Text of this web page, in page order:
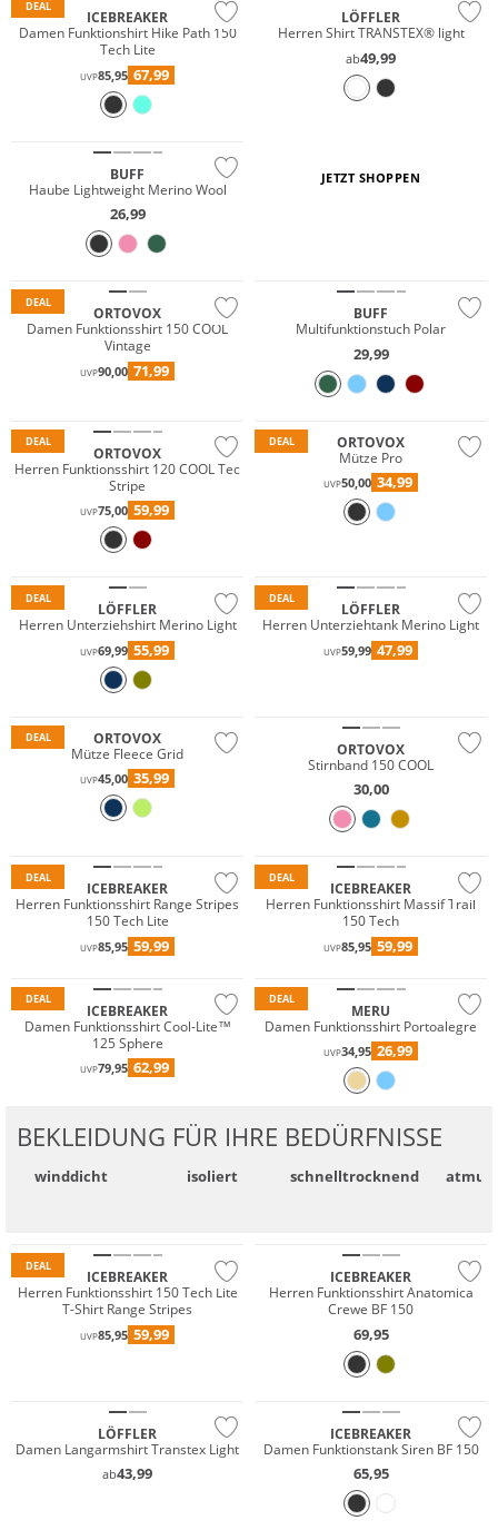
DEAL
ICEBREAKER
Damen Funktionshirt Hike Path 150
Tech Lite
UVP85,95 67,99
LÖFFLER
Herren Shirt TRANSTEX® light
ab49,99
BUFF
Haube Lightweight Merino Wool
26,99
JETZT SHOPPEN
DEAL
ORTOVOX
Damen Funktionsshirt 150 COOL
Vintage
UVP90,00 71,99
BUFF
Multifunktionstuch Polar
29,99
DEAL
ORTOVOX
Herren Funktionsshirt 120 COOL Tec
Stripe
UVP75,00 59,99
DEAL
ORTOVOX
Mütze Pro
UVP50,00 34,99
DEAL
LÖFFLER
Herren Unterziehshirt Merino Light
UVP69,99 55,99
DEAL
LÖFFLER
Herren Unterziehtank Merino Light
UVP59,99 47,99
DEAL
ORTOVOX
Mütze Fleece Grid
UVP45,00 35,99
ORTOVOX
Stirnband 150 COOL
30,00
DEAL
ICEBREAKER
Herren Funktionsshirt Range Stripes
150 Tech Lite
UVP85,95 59,99
DEAL
ICEBREAKER
Herren Funktionsshirt Massif Trail
150 Tech
UVP85,95 59,99
DEAL
ICEBREAKER
Damen Funktionsshirt Cool-Lite™
125 Sphere
UVP79,95 62,99
DEAL
MERU
Damen Funktionsshirt Portoalegre
UVP34,95 26,99
BEKLEIDUNG FÜR IHRE BEDÜRFNISSE
winddicht isoliert schnell­trocknend
DEAL
ICEBREAKER
Herren Funktionsshirt 150 Tech Lite
T-Shirt Range Stripes
UVP85,95 59,99
ICEBREAKER
Herren Funktionsshirt Anatomica
Crewe BF 150
69,95
LÖFFLER
Damen Langarmshirt Transtex Light
ab43,99
ICEBREAKER
Damen Funktionstank Siren BF 150
65,95